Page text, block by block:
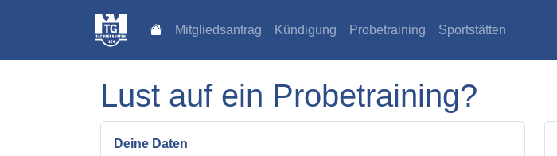
Mitgliedsantrag Kündigung Probetraining Sportstätten
Lust auf ein Probetraining?
Deine Daten